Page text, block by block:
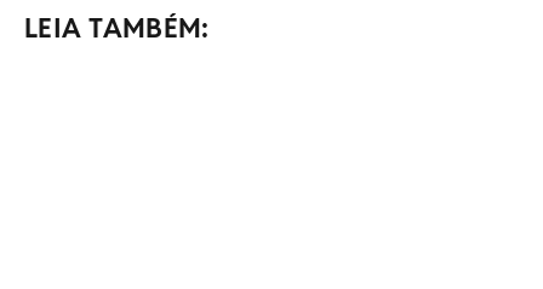
LEIA TAMBÉM: